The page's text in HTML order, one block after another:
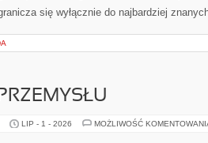
się wyłącznie do najbardziej
LIP - 1 - 2026 MOŻLIWOŚĆ